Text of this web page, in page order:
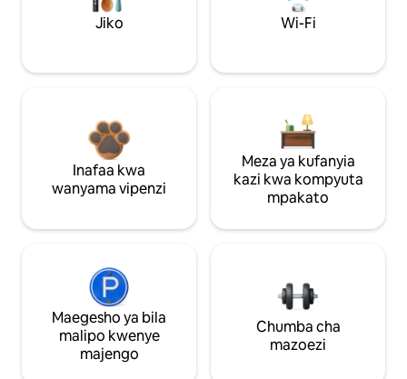
Jiko Wi-Fi
Inafaa kwa
wanyama vipenzi
Meza ya kufanyia
kazi kwa kompyuta
mpakato
Maegesho ya bila
malipo kwenye
majengo
Chumba cha
mazoezi